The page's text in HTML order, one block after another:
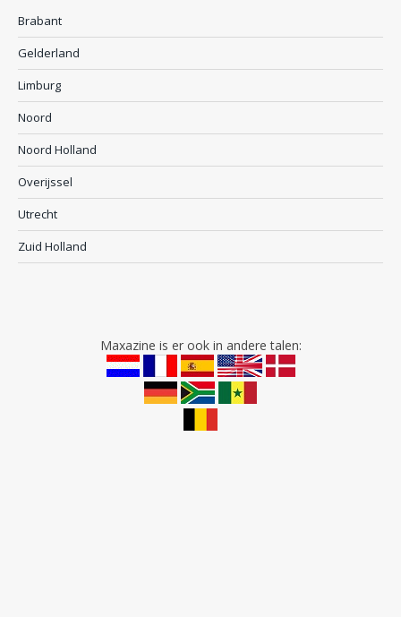
Brabant
Gelderland
Limburg
Noord
Noord Holland
Overijssel
Utrecht
Zuid Holland
Maxazine is er ook in andere talen: